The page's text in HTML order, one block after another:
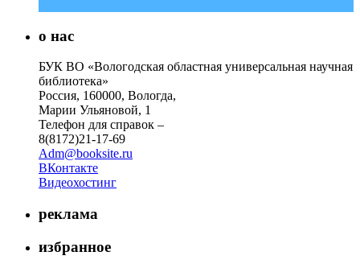
о нас
БУК ВО «Вологодская областная универсальная научная
библиотека»
Россия, 160000, Вологда,
Марии Ульяновой, 1
Телефон для справок –
8(8172)21-17-69
Adm@booksite.ru
ВКонтакте
Видеохостинг
реклама
избранное